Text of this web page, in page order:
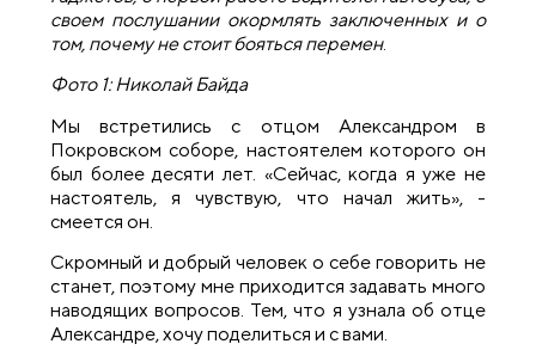
своем послушании окормлять заключенных и о
том, почему не стоит бояться перемен.
Фото 1: Николай Байда
Мы встретились с отцом Александром в
Покровском соборе, настоятелем которого он
был более десяти лет. «Сейчас, когда я уже не
настоятель, я чувствую, что начал жить», -
смеется он.
Скромный и добрый человек о себе говорить не
станет, поэтому мне приходится задавать много
наводящих вопросов. Тем, что я узнала об отце
Александре, хочу поделиться и с вами.